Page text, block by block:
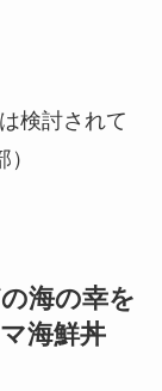
検討されて
海の幸を
海鮮丼